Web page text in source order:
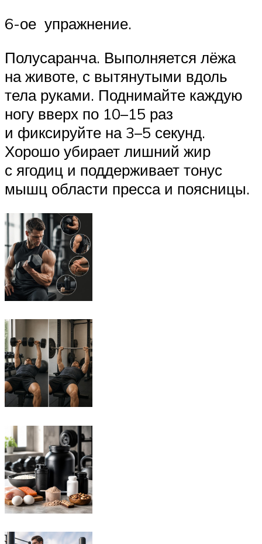
6-ое упражнение.
Полусаранча. Выполняется лёжа
на животе, с вытянутыми вдоль
тела руками. Поднимайте каждую
ногу вверх по 10–15 раз
и фиксируйте на 3–5 секунд.
Хорошо убирает лишний жир
с ягодиц и поддерживает тонус
мышц области пресса и поясницы.